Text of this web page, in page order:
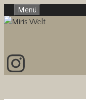
Inhalt
Menü